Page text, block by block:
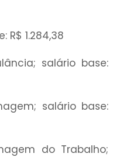
R$ 1.284,38
salário base:
salário base:
do Trabalho;